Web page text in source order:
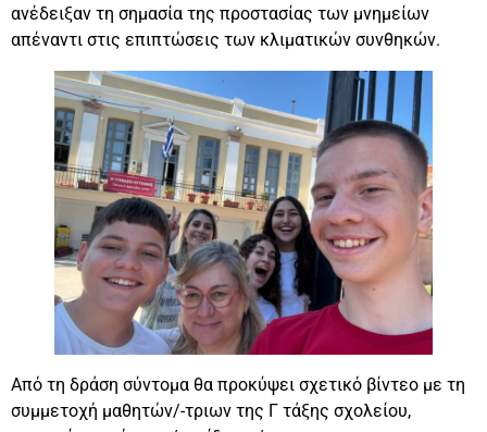
ανέδειξαν τη σημασία της προστασίας των μνημείων
απέναντι στις επιπτώσεις των κλιματικών συνθηκών.
Από τη δράση σύντομα θα προκύψει σχετικό βίντεο με τη
συμμετοχή μαθητών/-τριων της Γ τάξης σχολείου,